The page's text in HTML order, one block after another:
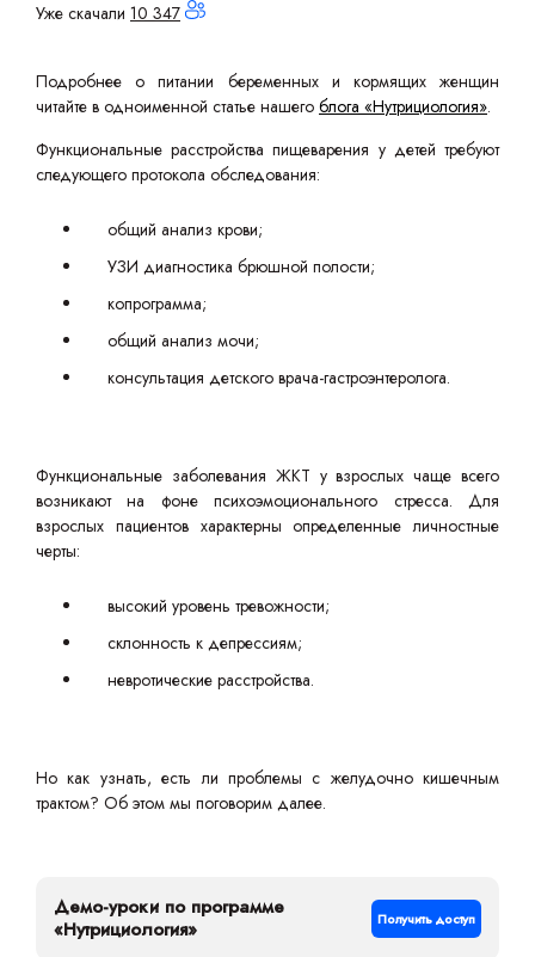
Уже скачали 10 347
Подробнее о питании беременных и кормящих женщин
читайте в одноименной статье нашего блога «Нутрициология».
Функциональные расстройства пищеварения у детей требуют
следующего протокола обследования:
общий анализ крови;
УЗИ диагностика брюшной полости;
копрограмма;
общий анализ мочи;
консультация детского врача-гастроэнтеролога.
Функциональные заболевания ЖКТ у взрослых чаще всего
возникают на фоне психоэмоционального стресса. Для
взрослых пациентов характерны определенные личностные
черты:
высокий уровень тревожности;
склонность к депрессиям;
невротические расстройства.
Но как узнать, есть ли проблемы с желудочно кишечным
трактом? Об этом мы поговорим далее.
Демо-уроки по программе
«Нутрициология»
Получить доступ